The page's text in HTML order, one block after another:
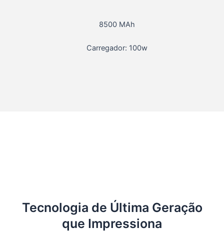
8500 MAh
Carregador: 100w
Tecnologia de Última Geração
que Impressiona